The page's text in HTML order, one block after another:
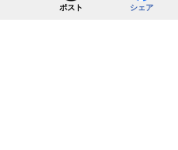
ポスト シェア